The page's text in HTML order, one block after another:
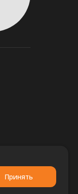
Принять